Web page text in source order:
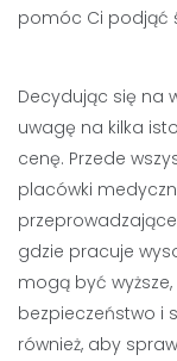
pomóc Ci podjąć
Decydując się na
uwagę na kilka
cenę. Przede
placówki
gdzie pracuje
mogą być
bezpieczeństwo i
również, aby